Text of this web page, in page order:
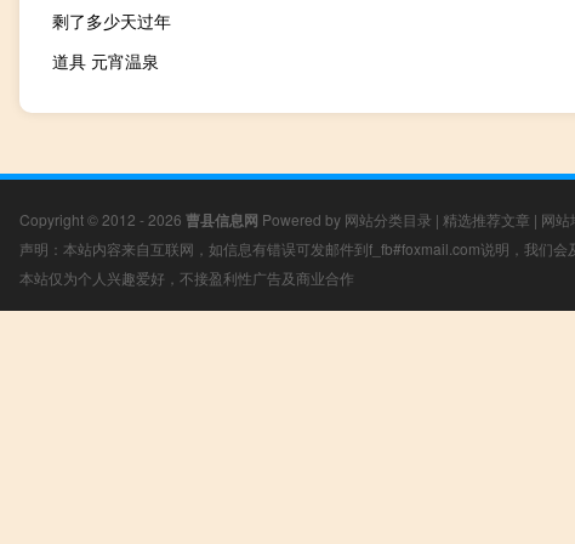
剩了多少天过年
道具 元宵温泉
Copyright © 2012 - 2026 曹县信息网 Powered by 网站分类目录 | 精选推荐文章 | 网站
声明：本站内容来自互联网，如信息有错误可发邮件到f_fb#foxmail.com说明，我们会
本站仅为个人兴趣爱好，不接盈利性广告及商业合作